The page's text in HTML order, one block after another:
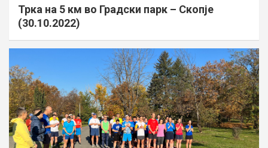
Трка на 5 км во Градски парк – Скопје
(30.10.2022)